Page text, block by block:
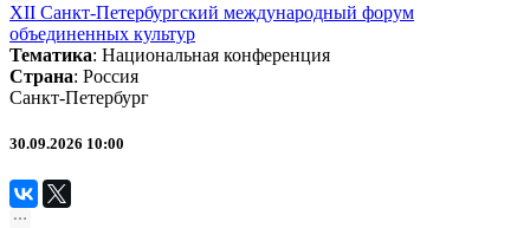
XII Санкт-Петербургский международный форум
объединенных культур
Тематика: Национальная конференция
Страна: Россия
Санкт-Петербург
30.09.2026 10:00